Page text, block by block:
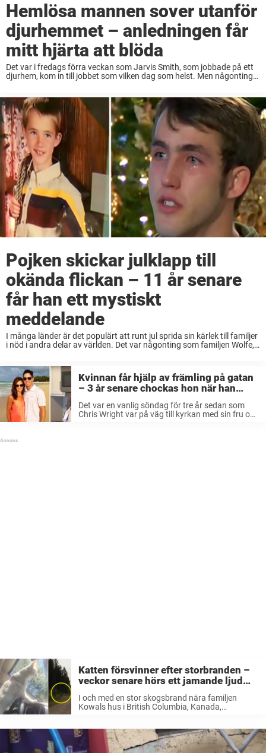
Hemlösa mannen sover utanför
djurhemmet – anledningen får
mitt hjärta att blöda
Det var i fredags förra veckan som Jarvis Smith, som jobbade på ett
djurhem, kom in till jobbet som vilken dag som helst. Men någonting
Pojken skickar julklapp till
okända flickan – 11 år senare
får han ett mystiskt
meddelande
I många länder är det populärt att runt jul sprida sin kärlek till familjer
i nöd i andra delar av världen. Det var någonting som familjen Wolfe,
Kvinnan får hjälp av främling på gatan
– 3 år senare chockas hon när han
Det var en vanlig söndag för tre år sedan som
Chris Wright var på väg till kyrkan med sin fru och
Katten försvinner efter storbranden –
veckor senare hörs ett jamande ljud
I och med en stor skogsbrand nära familjen
Kowals hus i British Columbia, Kanada,
snabbt packa ihop några saker – ...